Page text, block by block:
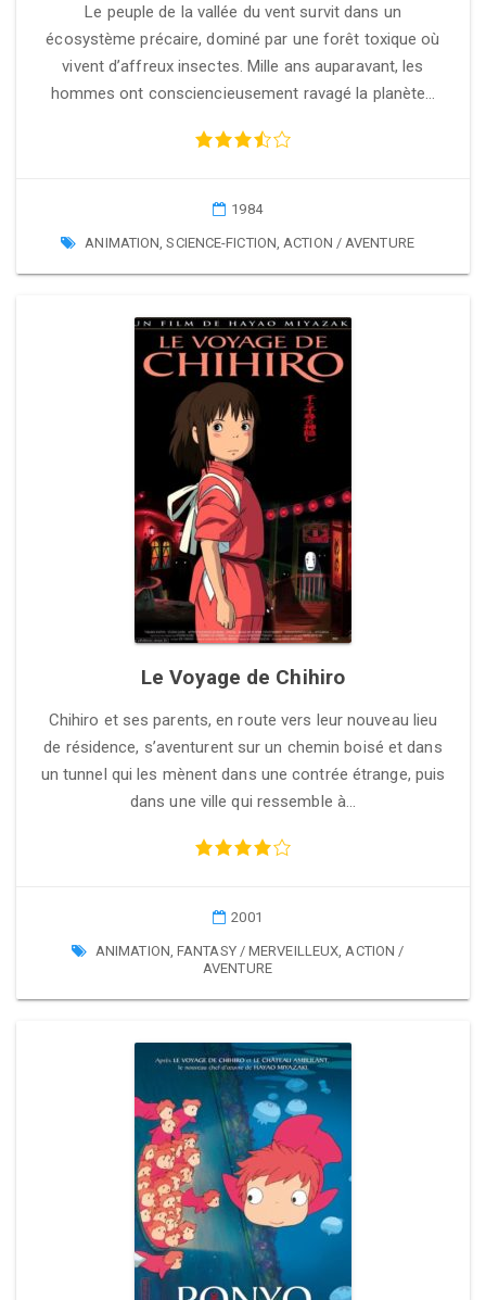
Le peuple de la vallée du vent survit dans un
écosystème précaire, dominé par une forêt toxique où
vivent d’affreux insectes. Mille ans auparavant, les
hommes ont consciencieusement ravagé la planète…
1984
ANIMATION,SCIENCE-FICTION,ACTION / AVENTURE
Le Voyage de Chihiro
Chihiro et ses parents, en route vers leur nouveau lieu
de résidence, s’aventurent sur un chemin boisé et dans
un tunnel qui les mènent dans une contrée étrange, puis
dans une ville qui ressemble à…
2001
ANIMATION,FANTASY / MERVEILLEUX,ACTION /
AVENTURE